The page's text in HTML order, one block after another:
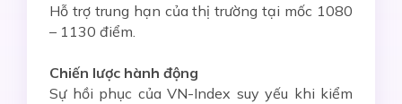
Hỗ trợ trung hạn của thị trường tại mốc 1080
– 1130 điểm.
Chiến lược hành động
Sự hồi phục của VN-Index suy yếu khi kiểm